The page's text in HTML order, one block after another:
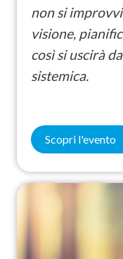
non si
visione,
così si uscirà
sistemica.
Scopri l'evento